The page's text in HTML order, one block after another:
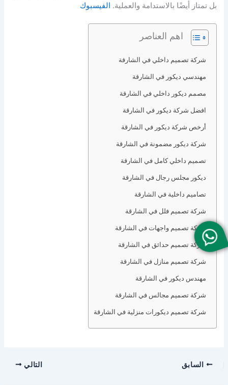
بل تمتاز أيضًا بالاستدامة والعملية. الفيسبوك
اهم العناصر
شركة تصميم داخلي في الشارقة
مهندسي ديكور في الشارقة
مصمم ديكور داخلي في الشارقة
افضل شركة ديكور في الشارقة
أرخص شركة ديكور في الشارقة
شركة ديكور مضمونة في الشارقة
تصميم داخلي كامل في الشارقة
ديكور مجلس رجال في الشارقة
تصاميم داخلية في الشارقة
شركة تصميم فلل في الشارقة
شركة تصميم واجهات في الشارقة
شركة تصميم حدائق في الشارقة
شركة تصميم منازل في الشارقة
مهندس ديكور في الشارقة
شركة تصميم مجالس في الشارقة
شركة تصميم ديكورات منزلية في الشارقة
السابق التالي